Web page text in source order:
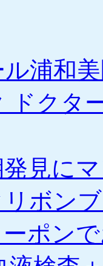
浦和
ドクタ
見に
ボン
ポン